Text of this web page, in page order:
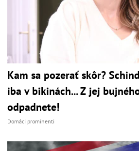
Kam sa pozerať skôr?
iba v bikinách... Z jej
odpadnete!
Domáci prominenti